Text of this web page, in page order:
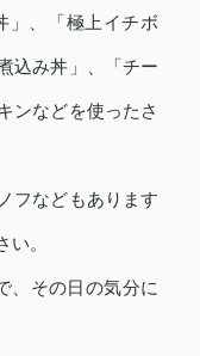
」、「極上イチボ
込み丼」、「チー
ンなどを使ったさ
フなどもあります
。
、その日の気分に